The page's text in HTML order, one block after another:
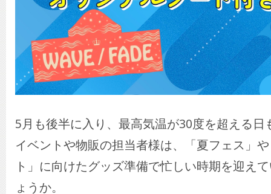
5月も後半に入り、最高気温が30度を超える日
イベントや物販の担当者様は、「夏フェス」
ト」に向けたグッズ準備で忙しい時期を迎え
ょうか。